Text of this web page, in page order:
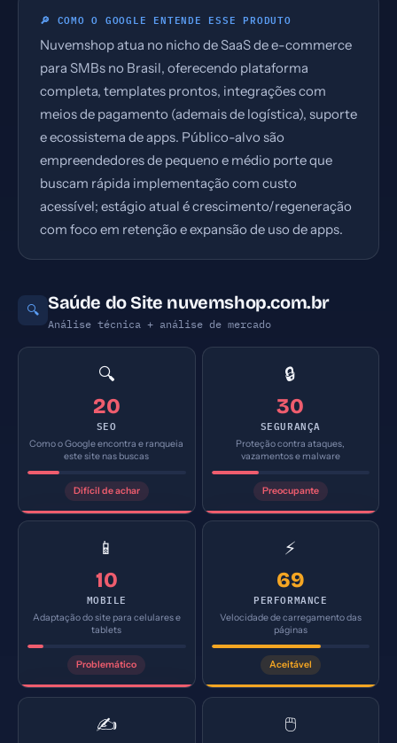
🔎 COMO O GOOGLE ENTENDE ESSE PRODUTO
Nuvemshop atua no nicho de SaaS de e-commerce
para SMBs no Brasil, oferecendo plataforma
completa, templates prontos, integrações com
meios de pagamento (ademais de logística), suporte
e ecossistema de apps. Público-alvo são
empreendedores de pequeno e médio porte que
buscam rápida implementação com custo
acessível; estágio atual é crescimento/regeneração
com foco em retenção e expansão de uso de apps.
🔍 Saúde do Site nuvemshop.com.br
Análise técnica + análise de mercado
🔍
20
SEO
Como o Google encontra e ranqueia
este site nas buscas
Difícil de achar
🔒
30
SEGURANÇA
Proteção contra ataques,
vazamentos e malware
Preocupante
📱
10
MOBILE
Adaptação do site para celulares e
tablets
Problemático
⚡
69
PERFORMANCE
Velocidade de carregamento das
páginas
Aceitável
✍️ 🖱️